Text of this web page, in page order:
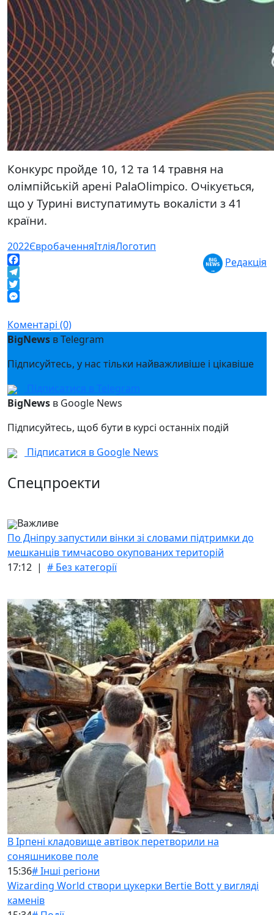
Конкурс пройде 10, 12 та 14 травня на
олімпійській арені PalaOlimpico. Очікується,
що у Турині виступатимуть вокалісти з 41
країни.
2022ЄвробаченняІтліяЛоготип
Facebook
Telegram
Twitter
Редакція
Коментарі (0)
BigNews в Telegram
Підписуйтесь, у нас тільки найважливіше і цікавіше
Підписатися в Telegram
BigNews в Google News
Підписуйтесь, щоб бути в курсі останніх подій
Підписатися в Google News
Спецпроекти
Важливе
По Дніпру запустили вінки зі словами підтримки до
мешканців тимчасово окупованих територій
17:12 | # Без категорії
В Ірпені кладовище автівок перетворили на
соняшникове поле
15:36# Інші регіони
Wizarding World створи цукерки Bertie Bott у вигляді
каменів